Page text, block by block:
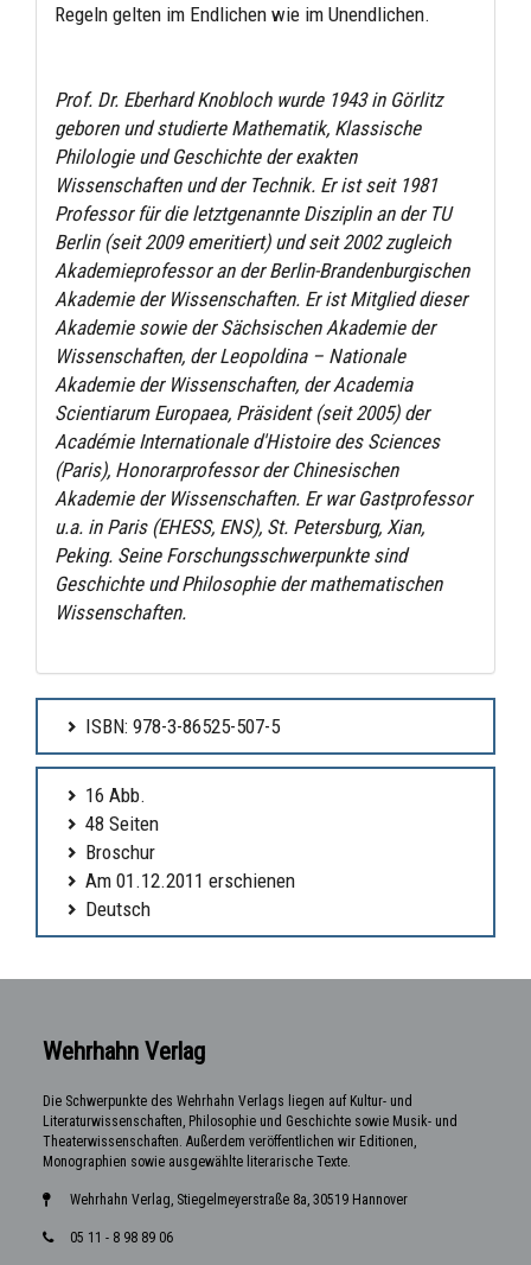
Regeln gelten im Endlichen wie im Unendlichen.
Prof. Dr. Eberhard Knobloch wurde 1943 in Görlitz
geboren und studierte Mathematik, Klassische
Philologie und Geschichte der exakten
Wissenschaften und der Technik. Er ist seit 1981
Professor für die letztgenannte Disziplin an der TU
Berlin (seit 2009 emeritiert) und seit 2002 zugleich
Akademieprofessor an der Berlin-Brandenburgischen
Akademie der Wissenschaften. Er ist Mitglied dieser
Akademie sowie der Sächsischen Akademie der
Wissenschaften, der Leopoldina – Nationale
Akademie der Wissenschaften, der Academia
Scientiarum Europaea, Präsident (seit 2005) der
Académie Internationale d'Histoire des Sciences
(Paris), Honorarprofessor der Chinesischen
Akademie der Wissenschaften. Er war Gastprofessor
u.a. in Paris (EHESS, ENS), St. Petersburg, Xian,
Peking. Seine Forschungsschwerpunkte sind
Geschichte und Philosophie der mathematischen
Wissenschaften.
ISBN: 978-3-86525-507-5
16 Abb.
48 Seiten
Broschur
Am 01.12.2011 erschienen
Deutsch
Wehrhahn Verlag
Die Schwerpunkte des Wehrhahn Verlags liegen auf Kultur- und
Literaturwissenschaften, Philosophie und Geschichte sowie Musik- und
Theaterwissenschaften. Außerdem veröffentlichen wir Editionen,
Monographien sowie ausgewählte literarische Texte.
Wehrhahn Verlag, Stiegelmeyerstraße 8a, 30519 Hannover
05 11 - 8 98 89 06